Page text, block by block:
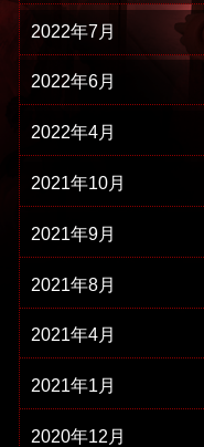
2022年7月
2022年6月
2022年4月
2021年10月
2021年9月
2021年8月
2021年4月
2021年1月
2020年12月